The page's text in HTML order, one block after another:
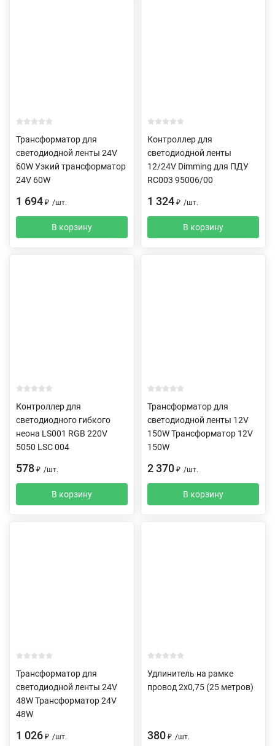
Трансформатор для
светодиодной ленты 24V
60W Узкий трансформатор
24V 60W
1 694 ₽ /шт.
В корзину
Контроллер для
светодиодной ленты
12/24V Dimming для ПДУ
RC003 95006/00
1 324 ₽ /шт.
В корзину
Контроллер для
светодиодного гибкого
неона LS001 RGB 220V
5050 LSC 004
578 ₽ /шт.
В корзину
Трансформатор для
светодиодной ленты 12V
150W Трансформатор 12V
150W
2 370 ₽ /шт.
В корзину
Трансформатор для
светодиодной ленты 24V
48W Трансформатор 24V
48W
1 026 ₽ /шт.
Удлинитель на рамке
провод 2х0,75 (25 метров)
380 ₽ /шт.